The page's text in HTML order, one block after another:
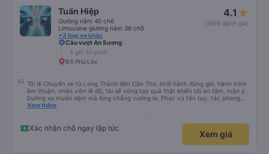
Tuấn Hiệp
Giường nằm 40 chỗ
Limousine giường nằm 36 chỗ
+3 loại xe khác
4.1
(1659 đánh giá)
Cầu vượt An Sương
5 giờ 50 phút
BX Phú Lộc
Tôi đi Chuyến xe từ Long Thành đến Cần Thơ, khởi hành đúng giờ, hành trình
êm thuận, nhân viên lễ độ, tài xế vững tay quả thật khiến tôi an tâm, mãn ý.
Đường xa muôn dặm mà lòng chẳng vướng lo. Phục vụ tận tụy, tác phong
nghiêm cẩn, hiếm thấy giữa thời buổi kim tiền vội vã. Xã hội loạn đạo. Xin gửi
Xem thêm
Xác nhận chỗ ngay lập tức
Xem giá